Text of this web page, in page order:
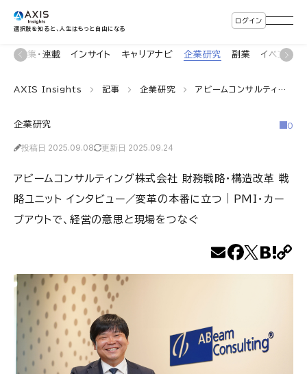
選択肢を知ると、人生はもっと自由になる
ログイン
特集・連載 インサイト キャリアナビ 企業研究 副業 イベント
AXIS Insights 記事 企業研究 アビームコンサルティング株式会社 財務戦略・構造改革 戦略ユニット インタビュー／変革の本番に立つ｜PMI・カーブアウトで、経営の意思と現場をつなぐ
企業研究
投稿日 2025.09.08 更新日 2025.09.24
0
アビームコンサルティング株式会社 財務戦略・構造改革 戦
略ユニット インタビュー／変革の本番に立つ｜PMI・カー
ブアウトで、経営の意思と現場をつなぐ